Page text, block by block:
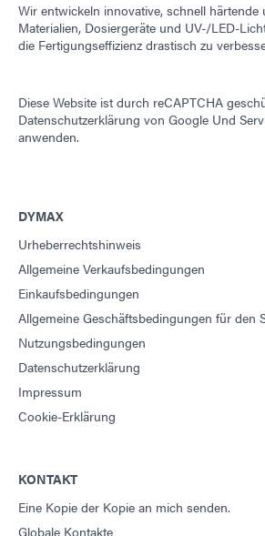
Wir entwickeln innovative, schnell härtende
Materialien, Dosiergeräte und UV-/LED-
die Fertigungseffizienz drastisch zu
Diese Website ist durch reCAPTCHA
Datenschutzerklärung von Google Und
anwenden.
DYMAX
Urheberrechtshinweis
Allgemeine Verkaufsbedingungen
Einkaufsbedingungen
Allgemeine Geschäftsbedingungen für den
Nutzungsbedingungen
Datenschutzerklärung
Impressum
Cookie-Erklärung
KONTAKT
Eine Kopie der Kopie an mich senden.
Globale Kontakte